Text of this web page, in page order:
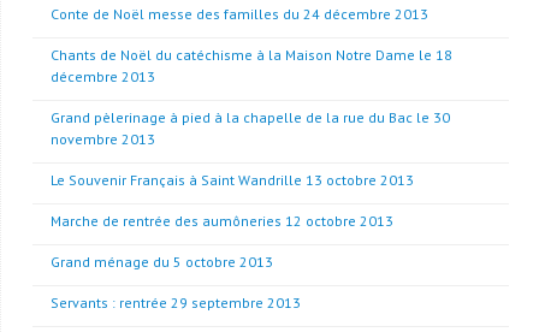
Conte de Noël messe des familles du 24 décembre 2013
Chants de Noël du catéchisme à la Maison Notre Dame le 18
décembre 2013
Grand pèlerinage à pied à la chapelle de la rue du Bac le 30
novembre 2013
Le Souvenir Français à Saint Wandrille 13 octobre 2013
Marche de rentrée des aumôneries 12 octobre 2013
Grand ménage du 5 octobre 2013
Servants : rentrée 29 septembre 2013